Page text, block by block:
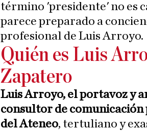
término 'presidente' no es
parece preparado a
profesional de Luis Arroyo.
Quién es Luis
Zapatero
Luis Arroyo, el portavoz y
consultor de
del Ateneo, tertuliano y